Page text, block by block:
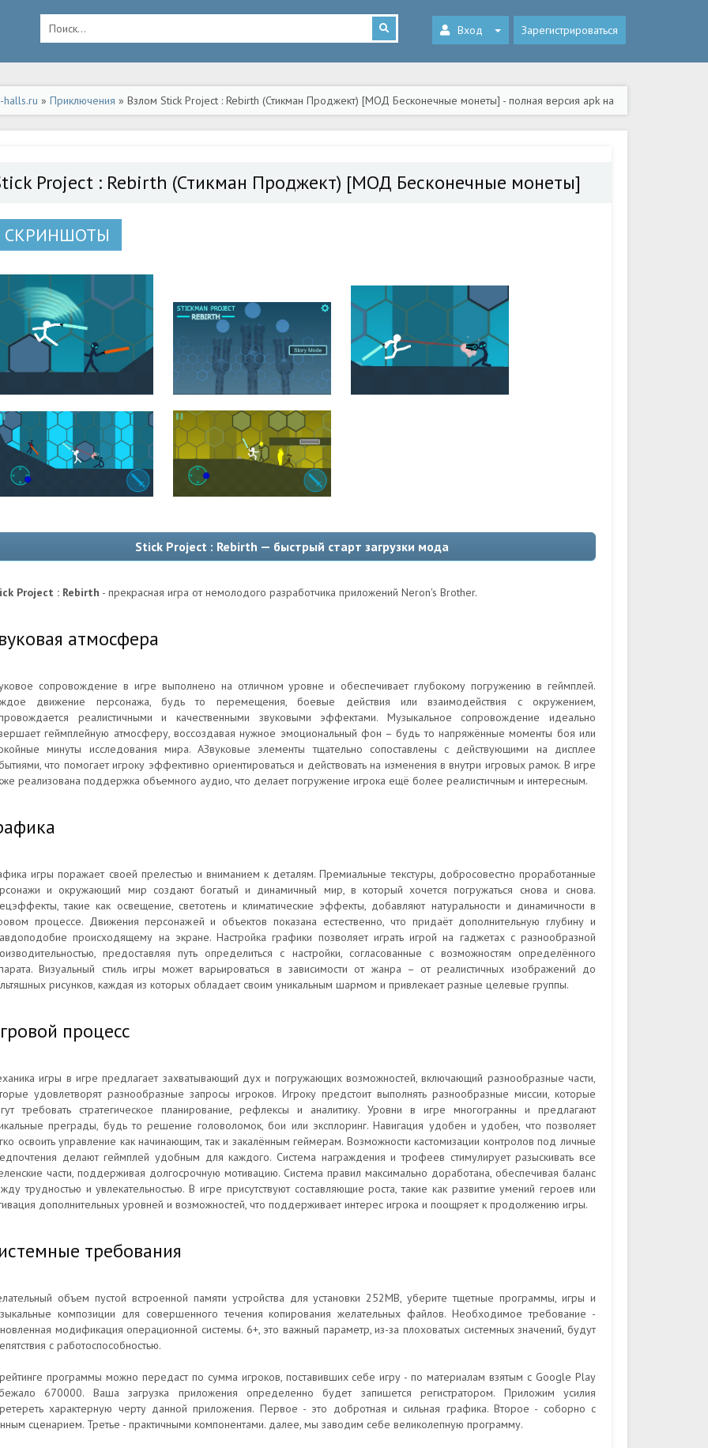
Вход Зарегистрироваться
halls.ru » Приключения » Взлом Stick Project : Rebirth (Стикман Проджект) [МОД Бесконечные монеты] - полная версия apk на
Project : Rebirth (Стикман Проджект) [МОД Бесконечные монеты]
СКРИНШОТЫ
Stick Project : Rebirth — быстрый старт загрузки мода
Project : Rebirth - прекрасная игра от немолодого разработчика приложений Neron's Brother.
атмосфера
сопровождение в игре выполнено на отличном уровне и обеспечивает глубокому погружению в геймплей.
движение персонажа, будь то перемещения, боевые действия или взаимодействия с окружением,
реалистичными и качественными звуковыми эффектами. Музыкальное сопровождение идеально
геймплейную атмосферу, воссоздавая нужное эмоциональный фон – будь то напряжённые моменты боя или
минуты исследования мира. АЗвуковые элементы тщательно сопоставлены с действующими на дисплее
что помогает игроку эффективно ориентироваться и действовать на изменения в внутри игровых рамок. В игре
реализована поддержка объемного аудио, что делает погружение игрока ещё более реалистичным и интересным.
игры поражает своей прелестью и вниманием к деталям. Премиальные текстуры, добросовестно проработанные
и окружающий мир создают богатый и динамичный мир, в который хочется погружаться снова и снова.
такие как освещение, светотень и климатические эффекты, добавляют натуральности и динамичности в
процессе. Движения персонажей и объектов показана естественно, что придаёт дополнительную глубину и
происходящему на экране. Настройка графики позволяет играть игрой на гаджетах с разнообразной
предоставляя путь определиться с настройки, согласованные с возможностям определённого
Визуальный стиль игры может варьироваться в зависимости от жанра – от реалистичных изображений до
рисунков, каждая из которых обладает своим уникальным шармом и привлекает разные целевые группы.
процесс
игры в игре предлагает захватывающий дух и погружающих возможностей, включающий разнообразные части,
удовлетворят разнообразные запросы игроков. Игроку предстоит выполнять разнообразные миссии, которые
требовать стратегическое планирование, рефлексы и аналитику. Уровни в игре многогранны и предлагают
преграды, будь то решение головоломок, бои или эксплоринг. Навигация удобен и удобен, что позволяет
освоить управление как начинающим, так и закалённым геймерам. Возможности кастомизации контролов под личные
делают геймплей удобным для каждого. Система награждения и трофеев стимулирует разыскивать все
части, поддерживая долгосрочную мотивацию. Система правил максимально доработана, обеспечивая баланс
трудностью и увлекательностью. В игре присутствуют составляющие роста, такие как развитие умений героев или
дополнительных уровней и возможностей, что поддерживает интерес игрока и поощряет к продолжению игры.
требования
объем пустой встроенной памяти устройства для установки 252MB, уберите тщетные программы, игры и
композиции для совершенного течения копирования желательных файлов. Необходимое требование -
модификация операционной системы. 6+, это важный параметр, из-за плоховатых системных значений, будут
с работоспособностью.
программы можно передаст по сумма игроков, поставивших себе игру - по материалам взятым с Google Play
670000. Ваша загрузка приложения определенно будет запишется регистратором. Приложим усилия
характерную черту данной приложения. Первое - это добротная и сильная графика. Второе - соборно с
сценарием. Третье - практичными компонентами. далее, мы заводим себе великолепную программу.